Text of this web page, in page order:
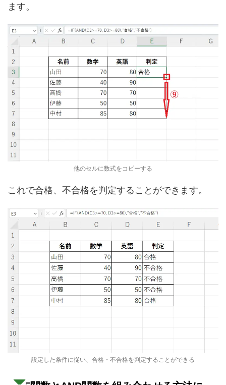
ます。
他のセルに数式をコピーする
これで合格、不合格を判定することができます。
設定した条件に従い、合格・不合格を判定することができる